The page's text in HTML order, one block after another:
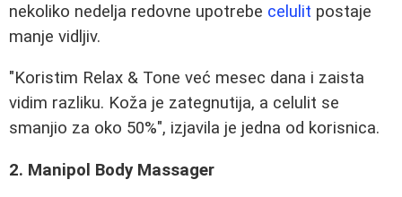
nekoliko nedelja redovne upotrebe celulit postaje
manje vidljiv.
"Koristim Relax & Tone već mesec dana i zaista
vidim razliku. Koža je zategnutija, a celulit se
smanjio za oko 50%", izjavila je jedna od korisnica.
2. Manipol Body Massager